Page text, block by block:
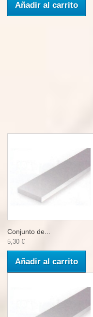
Añadir al carrito
Conjunto de...
5,30 €
Añadir al carrito